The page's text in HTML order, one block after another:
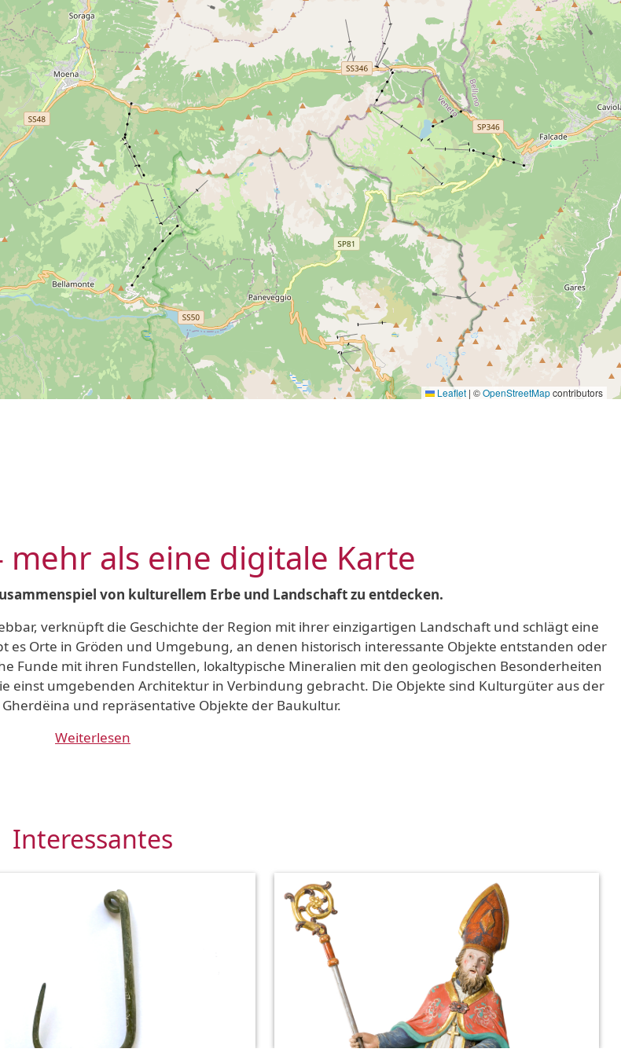
Leaflet | ©OpenStreetMapcontributors
mehr als eine digitale Karte
von kulturellem Erbe und Landschaft zu entdecken.
verknüpft die Geschichte der Region mit ihrer einzigartigen Landschaft und schlägt eine
es Orte in Gröden und Umgebung, an denen historisch interessante Objekte entstanden oder
Funde mit ihren Fundstellen, lokaltypische Mineralien mit den geologischen Besonderheiten
einst umgebenden Architektur in Verbindung gebracht. Die Objekte sind Kulturgüter aus der
und repräsentative Objekte der Baukultur.
Weiterlesen
Interessantes